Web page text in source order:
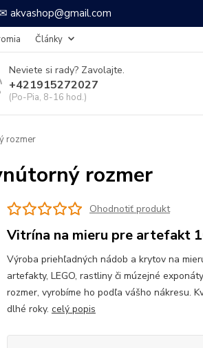
akvashop@gmail.com
Články
Neviete si rady? Zavolajte.
+421915272027
(Po-Pia, 8-16 hod.)
rozmer
rozmer
Ohodnotiť produkt
Vitrína na mieru pre artefakt
Výroba priehľadných nádob a krytov na
artefakty, LEGO, rastliny či múzejné
rozmer, vyrobíme ho podľa vášho nákresu.
dlhé roky. celý popis